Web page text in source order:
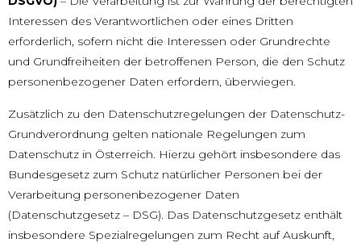
Interessen des Verantwortlichen oder eines Dritten
erforderlich, sofern nicht die Interessen oder Grundrechte
und Grundfreiheiten der betroffenen Person, die den Schutz
personenbezogener Daten erfordern, überwiegen.
Zusätzlich zu den Datenschutzregelungen der Datenschutz-
Grundverordnung gelten nationale Regelungen zum
Datenschutz in Österreich. Hierzu gehört insbesondere das
Bundesgesetz zum Schutz natürlicher Personen bei der
Verarbeitung personenbezogener Daten
(Datenschutzgesetz – DSG). Das Datenschutzgesetz enthält
insbesondere Spezialregelungen zum Recht auf Auskunft,